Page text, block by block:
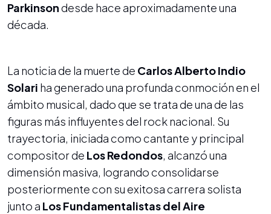
Parkinsondesde hace aproximadamente una
década.
La noticia de la muerte de Carlos Alberto Indio
Solari ha generado una profunda conmoción en el
ámbito musical, dado que se trata de una de las
figuras más influyentes del rock nacional. Su
trayectoria, iniciada como cantante y principal
compositor de Los Redondos, alcanzó una
dimensión masiva, logrando consolidarse
posteriormente con su exitosa carrera solista
junto a Los Fundamentalistas del Aire